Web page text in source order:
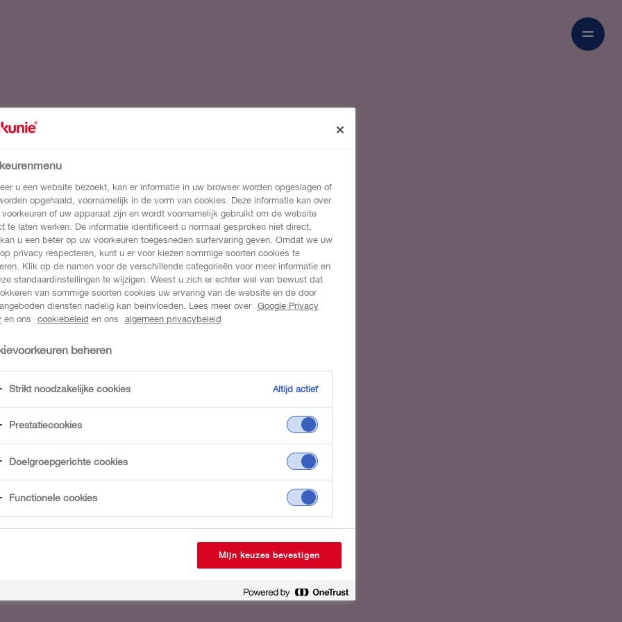
u een website bezoekt, kan er informatie in uw browser worden opgeslagen of
opgehaald, voornamelijk in de vorm van cookies. Deze informatie kan over
of uw apparaat zijn en wordt voornamelijk gebruikt om de website
te laten werken. De informatie identificeert u normaal gesproken niet direct,
u een beter op uw voorkeuren toegesneden surfervaring geven. Omdat we uw
privacy respecteren, kunt u er voor kiezen sommige soorten cookies te
Klik op de namen voor de verschillende categorieën voor meer informatie en
standaardinstellingen te wijzigen. Weest u zich er echter wel van bewust dat
van sommige soorten cookies uw ervaring van de website en de door
diensten nadelig kan beïnvloeden. Lees meer over Google Privacy
en ons cookiebeleid en ons algemeen privacybeleid
beheren
Strikt noodzakelijke cookies Altijd actief
Prestatiecookies
Doelgroepgerichte cookies
Functionele cookies
Mijn keuzes bevestigen